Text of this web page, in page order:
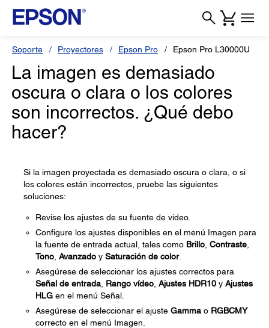
Soporte Proyectores Epson Pro Epson Pro L30000U
La imagen es demasiado
oscura o clara o los colores
son incorrectos. ¿Qué debo
hacer?
Si la imagen proyectada es demasiado oscura o clara, o si
los colores están incorrectos, pruebe las siguientes
soluciones:
Revise los ajustes de su fuente de video.
Configure los ajustes disponibles en el menú Imagen para
la fuente de entrada actual, tales como Brillo Contraste
Tono Avanzado y Saturación de color.
Asegúrese de seleccionar los ajustes correctos para
Señal de entrada Rango vídeo Ajustes HDR10 y Ajustes
HLG en el menú Señal.
Asegúrese de seleccionar el ajuste Gamma o RGBCMY
correcto en el menú Imagen.